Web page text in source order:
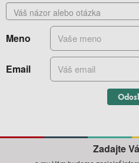
Meno
Email
Zadajte